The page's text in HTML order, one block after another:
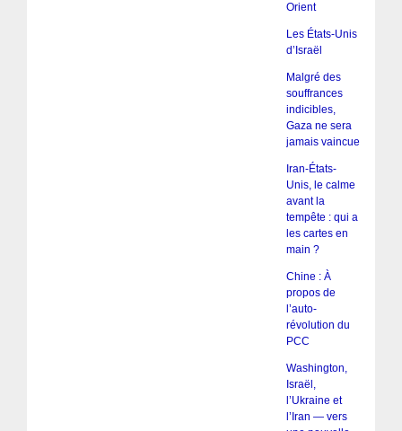
Orient
Les États-Unis
d’Israël
Malgré des
souffrances
indicibles,
Gaza ne sera
jamais vaincue
Iran-États-
Unis, le calme
avant la
tempête : qui a
les cartes en
main ?
Chine : À
propos de
l’auto-
révolution du
PCC
Washington,
Israël,
l’Ukraine et
l’Iran — vers